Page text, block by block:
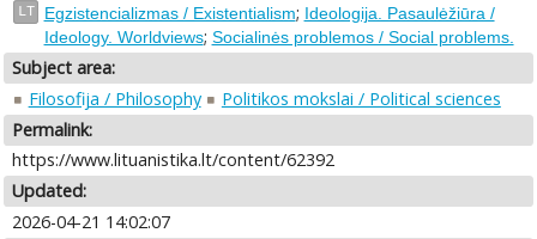
LT Egzistencializmas / Existentialism; Ideologija. Pasaulėžiūra /
Ideology. Worldviews; Socialinės problemos / Social problems.
Subject area:
Filosofija / Philosophy
Politikos mokslai / Political sciences
Permalink:
https://www.lituanistika.lt/content/62392
Updated:
2026-04-21 14:02:07